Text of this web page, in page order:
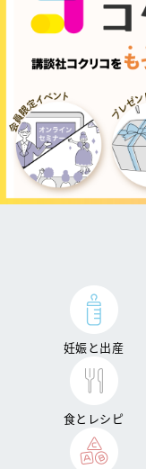
妊娠と出産
食とレシピ